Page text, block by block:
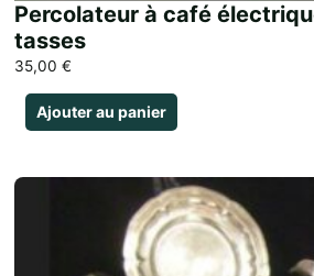
Percolateur à café
tasses
35,00 €
Ajouter au panier